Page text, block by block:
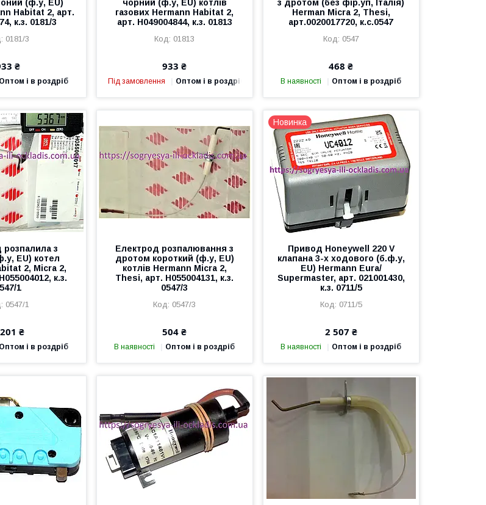
(ф.у, EU)
Habitat 2, арт.
к.з. 0181/3
0181/3
₴
Оптом і в роздріб
чорний (ф.у, EU) котлів
газових Hermann Habitat 2,
арт. H049004844, к.з. 01813
01813
933 ₴
Під замовлення Оптом і в роздріб
з дротом (без фір.уп, Італія)
Herman Micra 2, Thesi,
арт.0020017720, к.с.0547
0547
468 ₴
В наявності Оптом і в роздріб
розпалила з
EU) котел
2, Micra 2,
к.з.
1
0547/1
₴
Оптом і в роздріб
Електрод розпалювання з
дротом короткий (ф.у, EU)
котлів Hermann Micra 2,
Thesi, арт. H055004131, к.з.
0547/3
0547/3
504 ₴
В наявності Оптом і в роздріб
Новинка
Привод Hоneywell 220 V
клапана 3-х ходового (б.ф.у,
EU) Hermann Eura/
Supermaster, арт. 021001430,
к.з. 0711/5
0711/5
2 507 ₴
В наявності Оптом і в роздріб